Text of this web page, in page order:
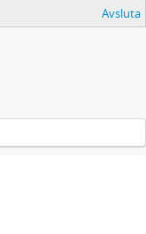
Avsluta